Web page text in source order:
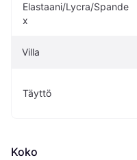
Elastaani/Lycra/Spande
x
Villa
Täyttö
Koko